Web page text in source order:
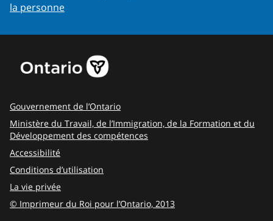
la personne
Gouvernement de l’Ontario
Ministère du Travail, de l’Immigration, de la Formation et du
Développement des compétences
Accessibilité
Conditions d’utilisation
La vie privée
© Imprimeur du Roi pour l’Ontario, 2013